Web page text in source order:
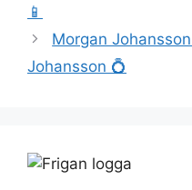
📱
Morgan
Johansson 💍